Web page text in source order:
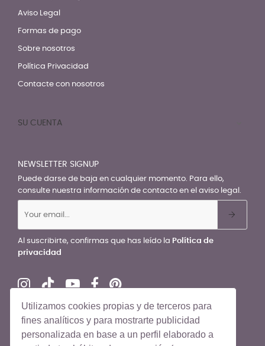
Utilizamos cookies propias y de terceros para
fines analíticos y para mostrarte publicidad
personalizada en base a un perfil elaborado a
Aviso Legal
Formas de pago
Sobre nosotros
Política Privacidad
Contacte con nosotros
SU CUENTA
NEWSLETTER SIGNUP
Puede darse de baja en cualquier momento. Para ello,
consulte nuestra información de contacto en el aviso legal.
Al suscribirte, confirmas que has leído la Política de
privacidad
© El Recién Nacido 2026. Todos los derechos reservados